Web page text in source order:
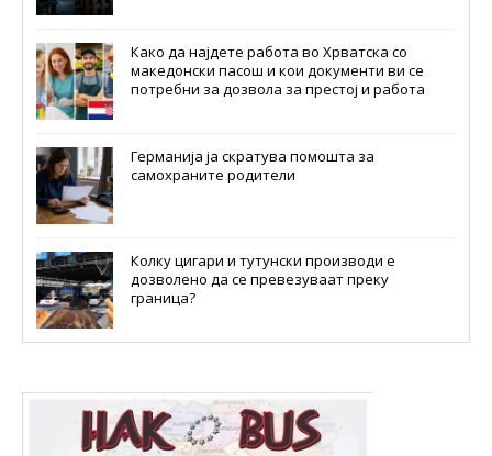
Како да најдете работа во Хрватска со
македонски пасош и кои документи ви се
потребни за дозвола за престој и работа
Германија ја скратува помошта за
самохраните родители
Колку цигари и тутунски производи е
дозволено да се превезуваат преку
граница?